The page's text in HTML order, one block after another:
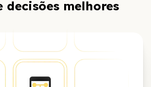
decisões melhores